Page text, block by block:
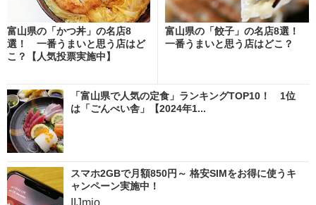
富山県の「かつ丼」の名店8
選！ 一番うまいと思う店はど
こ？【人気投票実施中】
富山県の「餃子」の名店8選！
一番うまいと思う店はどこ？
「富山県で人気の定食」ランキングTOP10！ 1位
は「ごんべい舎」【2024年1...
スマホ2GBで月額850円～ 格安SIMをお得に使うキ
ャンペーン実施中！
IIJmio